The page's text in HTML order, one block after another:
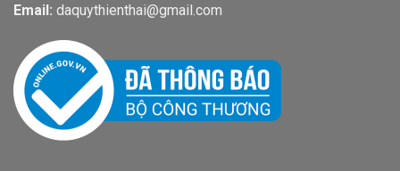
Email: daquythienthai@gmail.com